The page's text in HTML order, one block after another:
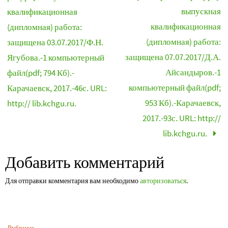
квалификационная
(дипломная) работа:
защищена 03.07.2017/Ф.Н.
Ягубова.-1 компьютерный
файл(pdf; 794 Кб).-
Карачаевск, 2017.-46с. URL:
http:// lib.kchgu.ru.
выпускная
квалификационная
(дипломная) работа:
защищена 07.07.2017/Д.А.
Айсандыров.-1
компьютерный файл(pdf;
953 Кб).-Карачаевск,
2017.-93с. URL: http://
lib.kchgu.ru.
Добавить комментарий
Для отправки комментария вам необходимоавторизоваться.